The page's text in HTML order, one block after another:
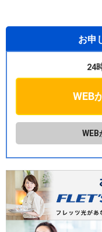
お申
24
WEB
WEB